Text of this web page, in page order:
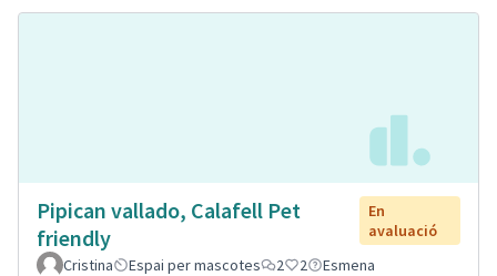
Pipican vallado, Calafell Pet
friendly
En
avaluació
Cristina
Espai per mascotes 2 2 Esmena